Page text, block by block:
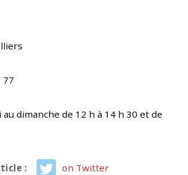
77
dimanche de 12 h à 14 h 30 et de
:
on Twitter